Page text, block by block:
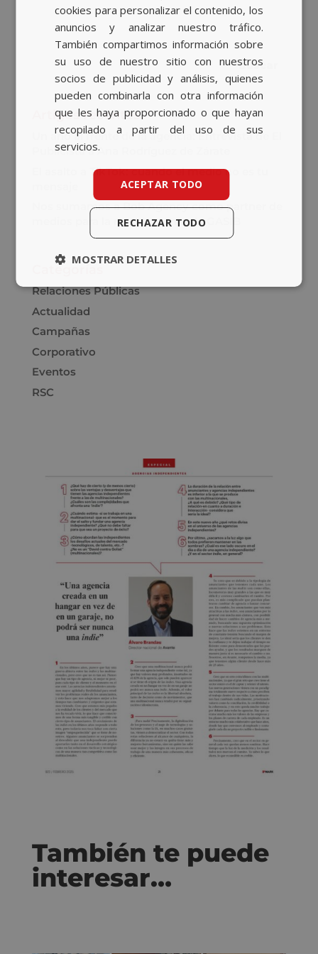
Artigos recentes
Un año al frente de la agencia: Entrevista de El
Publicista a Ana Rodríguez de Zárate
El asalto a TikTok: cuando el medio no es tu
Nos sumamos a Bob Agency como partner de
medios para la nueva cuenta de GASIB
Categorías
Relaciones Públicas
Actualidad
Campañas
Corporativo
Eventos
RSC
También te puede
interesar…
cookies para personalizar el contenido, los
anuncios y analizar nuestro tráfico.
También compartimos información sobre
su uso de nuestro sitio con nuestros
socios de publicidad y análisis, quienes
pueden combinarla con otra información
que les haya proporcionado o que hayan
recopilado a partir del uso de sus
servicios.
ACEPTAR TODO
RECHAZAR TODO
MOSTRAR DETALLES